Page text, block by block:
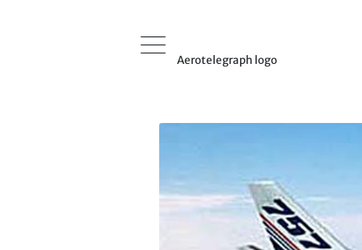
Aerotelegraph logo